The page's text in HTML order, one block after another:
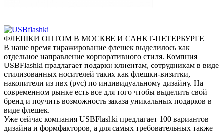
ФЛЕШКИ ОПТОМ В МОСКВЕ И САНКТ-ПЕТЕРБУРГЕ
В наше время тиражирование флешек выделилось как
отдельное направление корпоративного стиля. Компния
USBFlashki прадлагает подарки клиентам, сотрудникам в виде
стилизованных носителей таких как флешки-визитки,
накопители из пвх (pvc) по индивидуальному дизайну. На
современном рынке есть все для того чтобы выделить свой
бренд и поучить возможность заказа уникальных подарков в
виде флешек.
Уже сейчас компания USBFlashki предлагает 100 вариантов
дизайна и формфакторов, а для самых требовательных также